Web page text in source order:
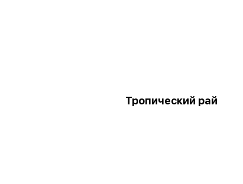
Тропический рай